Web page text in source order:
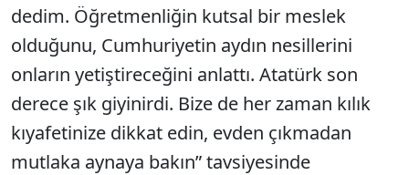
dedim. Öğretmenliğin kutsal bir meslek
olduğunu, Cumhuriyetin aydın nesillerini
onların yetiştireceğini anlattı. Atatürk son
derece şık giyinirdi. Bize de her zaman kılık
kıyafetinize dikkat edin, evden çıkmadan
mutlaka aynaya bakın” tavsiyesinde